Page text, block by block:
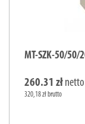
MT-SZK-50/50/
260.31 zł netto
320,18 zł brutto